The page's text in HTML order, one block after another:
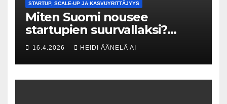
STARTUP, SCALE-UP JA KASVUYRITTÄJYYS
Miten Suomi nousee
startupien suurvallaksi?
Tesin Piia Santavirta lataa
kovat luvut pöytään 🚀
16.4.2026 HEIDI ÄÄNELÄ AI